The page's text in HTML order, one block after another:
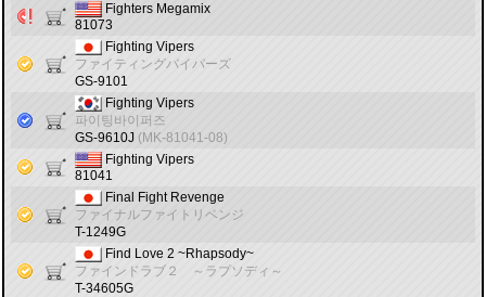
Fighters Megamix
81073
Fighting Vipers
ファイティングバイパーズ
GS-9101
Fighting Vipers
파이팅바이퍼즈
GS-9610J (MK-81041-08)
Fighting Vipers
81041
Final Fight Revenge
ファイナルファイトリベンジ
T-1249G
Find Love 2 ~Rhapsody~
ファインドラブ２ ～ラプソディ～
T-34605G